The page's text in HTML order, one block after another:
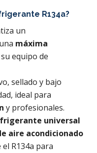
R134a?
un
máxima
equipo de
sellado y bajo
ideal para
y profesionales.
universal
aire acondicionado
el R134a para